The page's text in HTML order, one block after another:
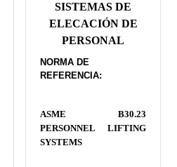
SISTEMAS DE
ELECACIÓN DE
PERSONAL
NORMA DE
REFERENCIA:
ASME B30.23
PERSONNEL LIFTING
SYSTEMS